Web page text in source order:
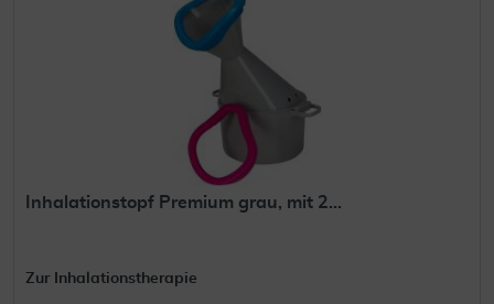
Inhalationstopf Premium grau, mit 2...
Zur Inhalationstherapie